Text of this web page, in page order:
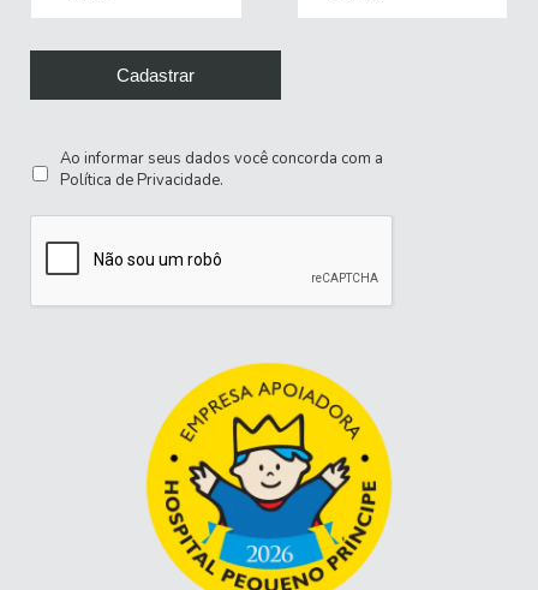
Ao informar seus dados você concorda com a
Política de Privacidade.